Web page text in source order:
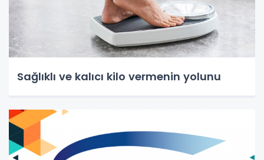
Sağlıklı ve kalıcı kilo vermenin yolunu